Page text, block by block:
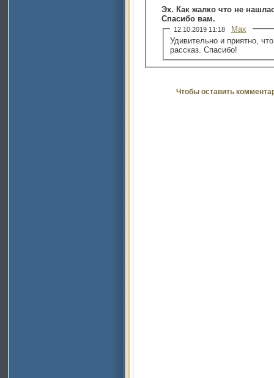
Эх. Как жалко что не
Спасибо вам.
12.10.2019 11:18
Max
Удивительно и приятно,
рассказ. Спасибо!
Чтобы оставить